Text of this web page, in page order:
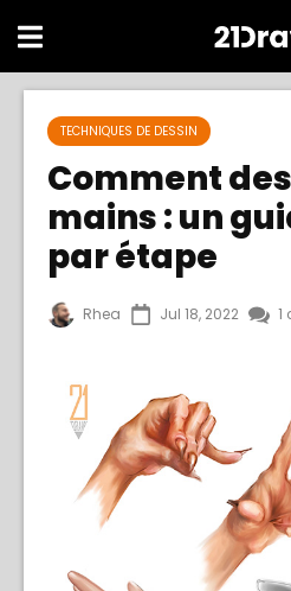
Artistes
Aide
Blog
Connexion
Français
TECHNIQUES DE DESSIN
Comment
mains : un
par étape
Rhea Jul 18, 2022 1